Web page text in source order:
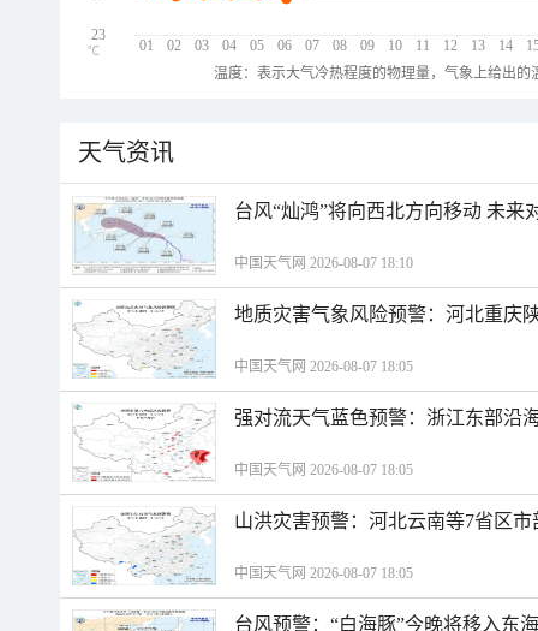
01 02 03 04 05 06 07 08 09 10 11 12 13 14
23
℃
温度：表示大气冷热程度的物理量，气象上给出
天气资讯
台风“灿鸿”将向西北方向移动 未来
中国天气网 2026-08-07 18:10
地质灾害气象风险预警：河北重庆
中国天气网 2026-08-07 18:05
强对流天气蓝色预警：浙江东部沿
中国天气网 2026-08-07 18:05
山洪灾害预警：河北云南等7省区
中国天气网 2026-08-07 18:05
台风预警：“白海豚”今晚将移入东